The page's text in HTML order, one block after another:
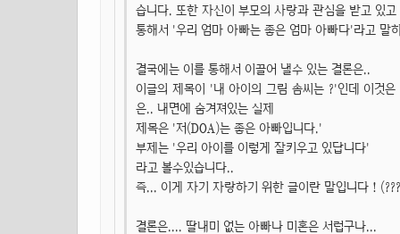
습니다. 또한 자신이 부모의 사랑과 관심을 받고 있
통해서 '우리 엄마 아빠는 좋은 엄마 아빠다'라고 말
결국에는 이를 통해서 이끌어 낼수 있는 결론은..
이글의 제목이 '내 아이의 그림 솜씨는 ?'인데 이것
은.. 내면에 숨겨져있는 실제
제목은 '저(DOA)는 좋은 아빠입니다.'
부제는 '우리 아이를 이렇게 잘키우고 있답니다'
라고 볼수있습니다..
즉... 이게 자기 자랑하기 위한 글이란 말입니다 !
결론은.... 딸내미 없는 아빠나 미혼은 서럽구나...